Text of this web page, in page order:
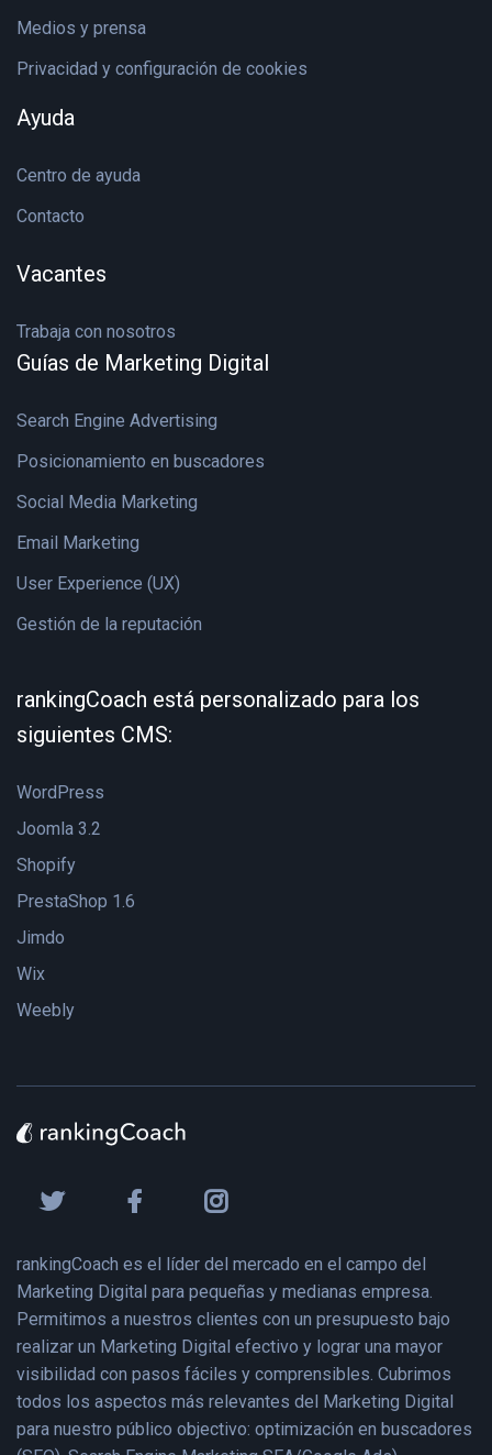
Medios y prensa
Privacidad y configuración de cookies
Ayuda
Centro de ayuda
Contacto
Vacantes
Trabaja con nosotros
Guías de Marketing Digital
Search Engine Advertising
Posicionamiento en buscadores
Social Media Marketing
Email Marketing
User Experience (UX)
Gestión de la reputación
rankingCoach está personalizado para los
siguientes CMS:
WordPress
Joomla 3.2
Shopify
PrestaShop 1.6
Jimdo
Wix
Weebly
rankingCoach es el líder del mercado en el campo del
Marketing Digital para pequeñas y medianas empresa.
Permitimos a nuestros clientes con un presupuesto bajo
realizar un Marketing Digital efectivo y lograr una mayor
visibilidad con pasos fáciles y comprensibles. Cubrimos
todos los aspectos más relevantes del Marketing Digital
para nuestro público objectivo: optimización en buscadores